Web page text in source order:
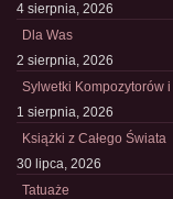
4 sierpnia, 2026
Dla Was
2 sierpnia, 2026
Sylwetki Kompozytorów
1 sierpnia, 2026
Książki z Całego Świata
30 lipca, 2026
Tatuaże